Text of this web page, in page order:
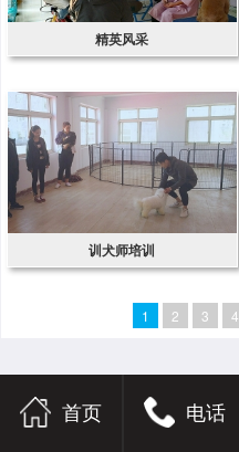
精英风采
训犬师培训
1 2 3 4
首页 电话